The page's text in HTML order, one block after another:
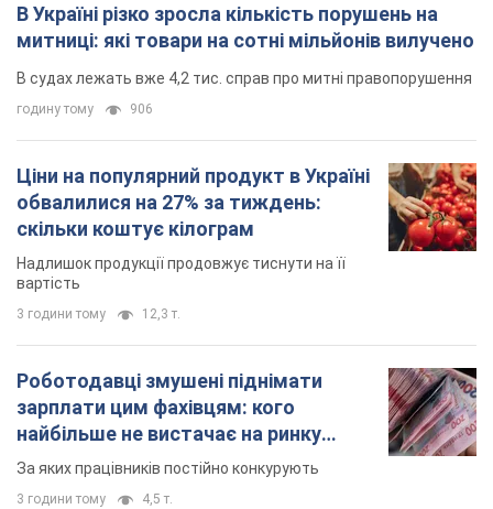
В Україні різко зросла кількість порушень на
митниці: які товари на сотні мільйонів вилучено
В судах лежать вже 4,2 тис. справ про митні правопорушення
годину тому 906
Ціни на популярний продукт в Україні
обвалилися на 27% за тиждень:
скільки коштує кілограм
Надлишок продукції продовжує тиснути на її
вартість
3 години тому 12,3 т.
Роботодавці змушені піднімати
зарплати цим фахівцям: кого
найбільше не вистачає на ринку
праці
За яких працівників постійно конкурують
3 години тому 4,5 т.